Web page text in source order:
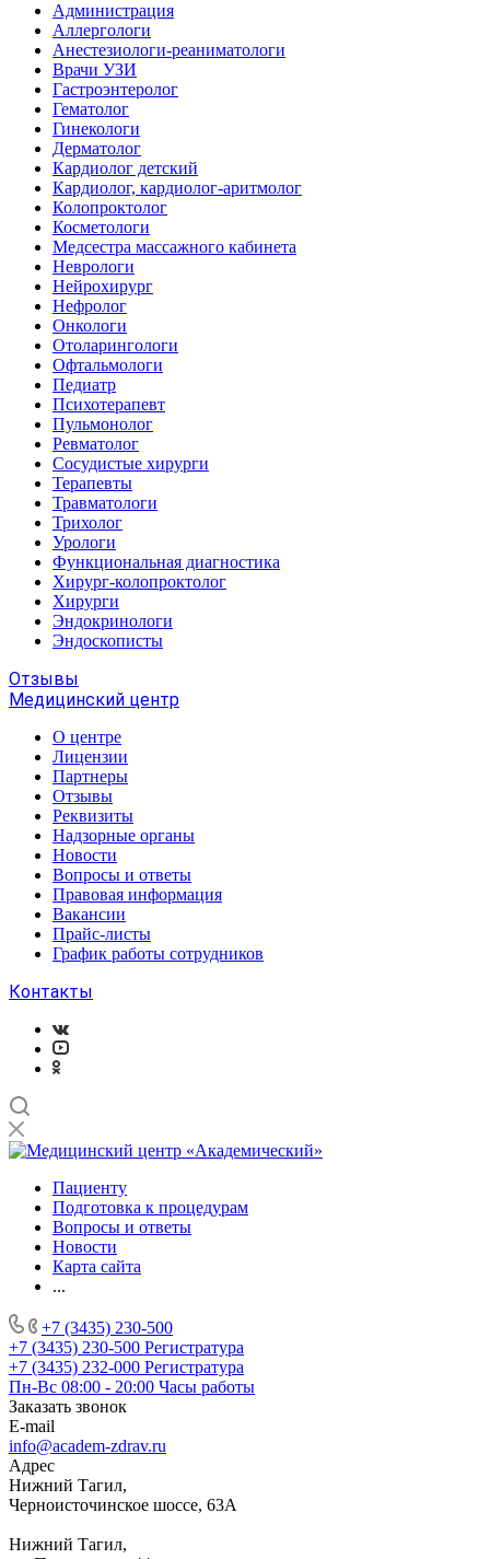
Администрация
Аллергологи
Анестезиологи-реаниматологи
Врачи УЗИ
Гастроэнтеролог
Гематолог
Гинекологи
Дерматолог
Кардиолог детский
Кардиолог, кардиолог-аритмолог
Колопроктолог
Косметологи
Медсестра массажного кабинета
Неврологи
Нейрохирург
Нефролог
Онкологи
Отоларингологи
Офтальмологи
Педиатр
Психотерапевт
Пульмонолог
Ревматолог
Сосудистые хирурги
Терапевты
Травматологи
Трихолог
Урологи
Функциональная диагностика
Хирург-колопроктолог
Хирурги
Эндокринологи
Эндоскописты
Отзывы
Медицинский центр
О центре
Лицензии
Партнеры
Отзывы
Реквизиты
Надзорные органы
Новости
Вопросы и ответы
Правовая информация
Вакансии
Прайс-листы
График работы сотрудников
Контакты
Пациенту
Подготовка к процедурам
Вопросы и ответы
Новости
Карта сайта
...
+7 (3435) 230-500
+7 (3435) 230-500 Регистратура
+7 (3435) 232-000 Регистратура
Пн-Вс 08:00 - 20:00 Часы работы
Заказать звонок
E-mail
info@academ-zdrav.ru
Адрес
Нижний Тагил,
Черноисточинское шоссе, 63А
Нижний Тагил,